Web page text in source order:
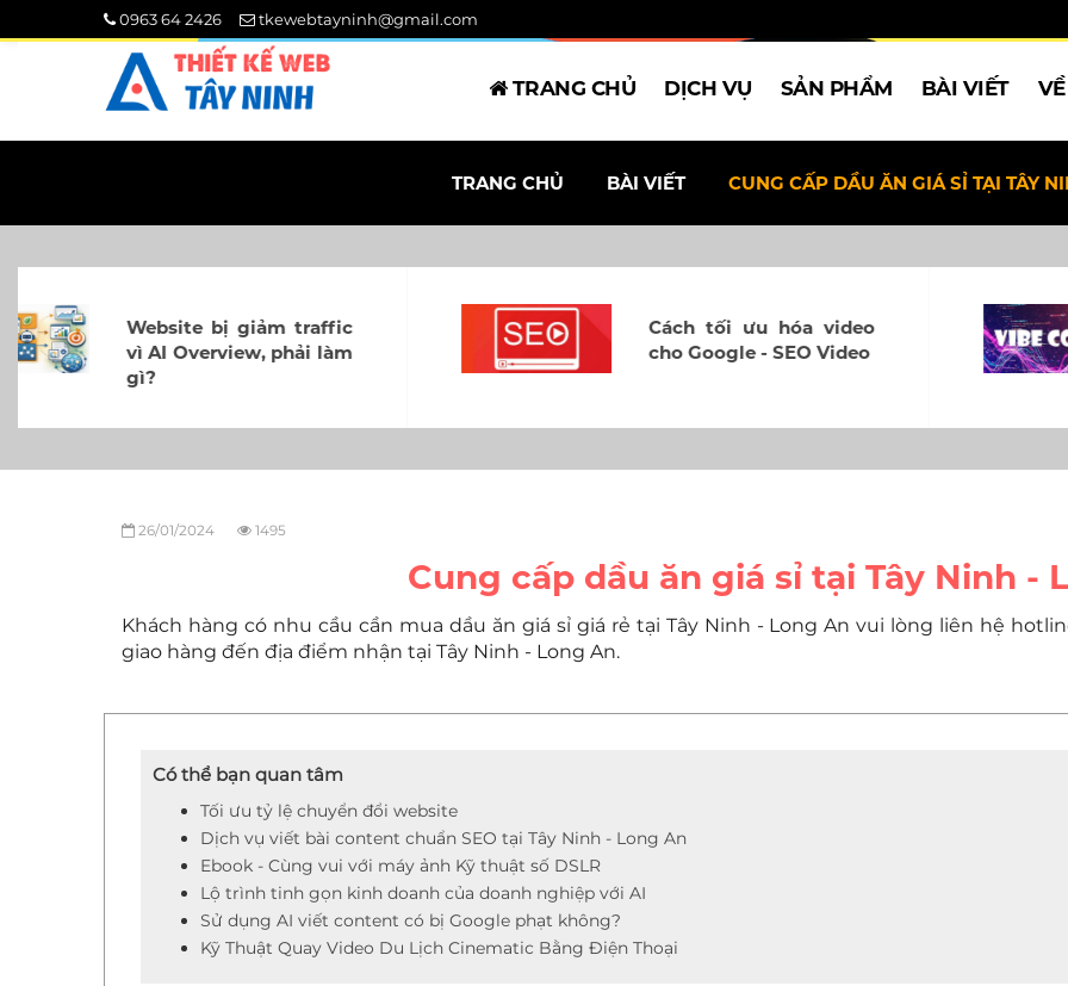
0963 64 2426 tkewebtayninh@gmail.com
TRANG CHỦ DỊCH VỤ SẢN PHẨM BÀI VIẾT
TRANG CHỦ BÀI VIẾT CUNG CẤP DẦU ĂN GIÁ SỈ TẠI TÂY
Cách tối ưu hóa video
cho Google - SEO Video
Nên dùng Wordpress
hay Vibe Code để tạo
26/01/2024 1495
Cung cấp dầu ăn giá sỉ tại Tây Ninh -
Khách hàng có nhu cầu cần mua dầu ăn giá sỉ giá rẻ tại Tây Ninh - Long An vui lòng liên hệ
giao hàng đến địa điểm nhận tại Tây Ninh - Long An.
Có thể bạn quan tâm
Tối ưu tỷ lệ chuyển đổi website
Dịch vụ viết bài content chuẩn SEO tại Tây Ninh - Long An
Ebook - Cùng vui với máy ảnh Kỹ thuật số DSLR
Lộ trình tinh gọn kinh doanh của doanh nghiệp với AI
Sử dụng AI viết content có bị Google phạt không?
Kỹ Thuật Quay Video Du Lịch Cinematic Bằng Điện Thoại